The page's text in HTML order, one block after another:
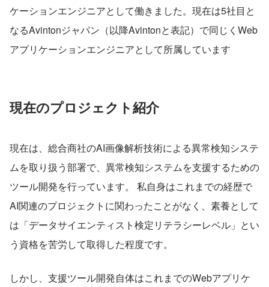
ケーションエンジニアとして働きました。現在は5社目と
なるAvintonジャパン（以降Avintonと表記）で同じくWeb
アプリケーションエンジニアとして所属しています
現在のプロジェクト紹介
現在は、総合商社のAI画像解析技術による異常検知システ
ムを取り扱う部署で、異常検知システムを支援するための
ツール開発を行っています。 私自身はこれまでの経歴で
AI関連のプロジェクトに関わったことがなく、素養として
は「データサイエンティスト検定リテラシーレベル」とい
う資格を苦労して取得した程度です。
しかし、支援ツール開発自体はこれまでのWebアプリケ